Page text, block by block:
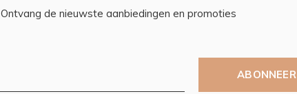
Ontvang de nieuwste aanbiedingen en promoties
ABONNEER